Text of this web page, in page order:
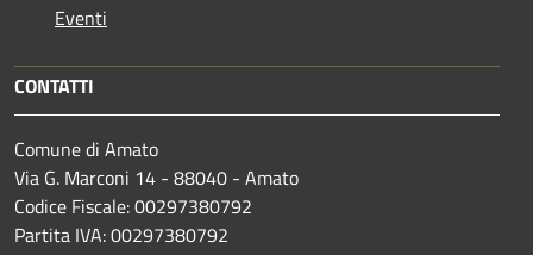
Eventi
CONTATTI
Comune di Amato
Via G. Marconi 14 - 88040 - Amato
Codice Fiscale: 00297380792
Partita IVA: 00297380792